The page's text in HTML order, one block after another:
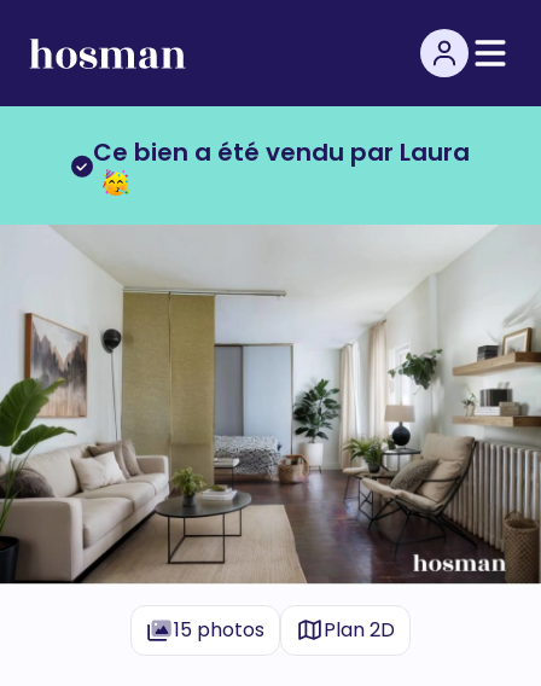
Ce bien a été vendu par Laura
15 photos Plan 2D